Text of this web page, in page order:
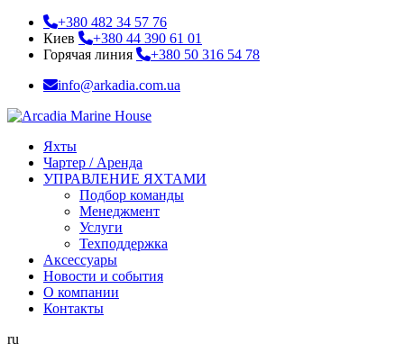
+380 482 34 57 76
Киев
+380 44 390 61 01
Горячая линия
+380 50 316 54 78
info@arkadia.com.ua
Яхты
Чартер / Аренда
УПРАВЛЕНИЕ ЯХТАМИ
Подбор команды
Менеджмент
Услуги
Техподдержка
Аксессуары
Новости и события
О компании
Контакты
ru